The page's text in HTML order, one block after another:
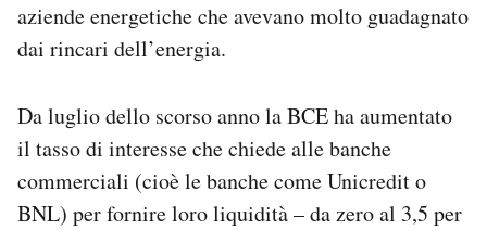
aziende energetiche che avevano molto guadagnato
dai rincari dell’energia.
Da luglio dello scorso anno la BCE ha aumentato
il tasso di interesse che chiede alle banche
commerciali (cioè le banche come Unicredit o
BNL) per fornire loro liquidità – da zero al 3,5 per